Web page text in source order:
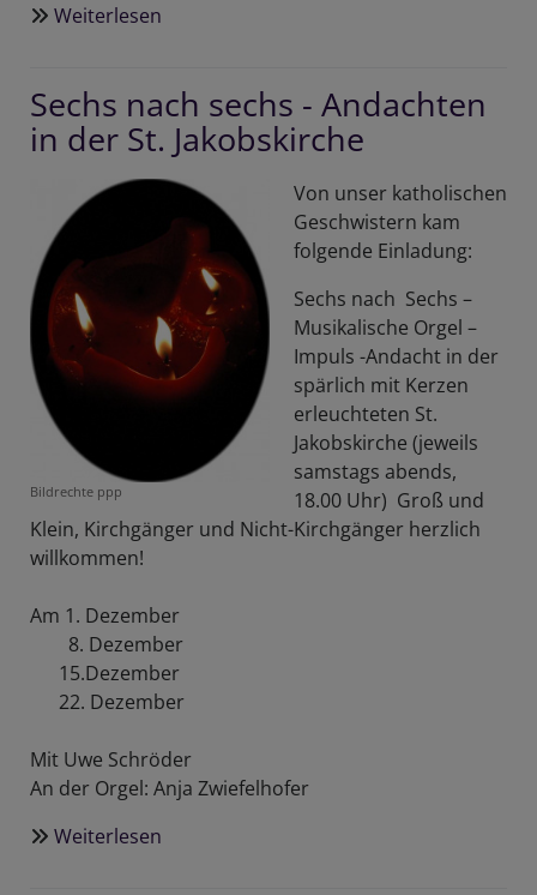
Weiterlesen
8.12.
Sechs nach sechs - Andachten
in der St. Jakobskirche
Bildrechte ppp
Von unser katholischen
Geschwistern kam
folgende Einladung:
Sechs nach Sechs –
Musikalische Orgel –
Impuls -Andacht in der
spärlich mit Kerzen
erleuchteten St.
Jakobskirche (jeweils
samstags abends,
18.00 Uhr) Groß und
Klein, Kirchgänger und Nicht-Kirchgänger herzlich
willkommen!
Am 1. Dezember
8. Dezember
15.Dezember
22. Dezember
Mit Uwe Schröder
An der Orgel: Anja Zwiefelhofer
Weiterlesen